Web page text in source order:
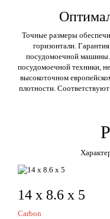
Точные размеры
горизонтали.
посудомоечной машины.
посудомоечной техники,
высокоточном
плотности.
14 х 8.6 х 5
Carbon